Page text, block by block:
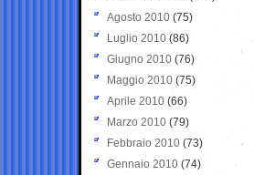
Agosto 2010 (75)
Luglio 2010 (86)
Giugno 2010 (76)
Maggio 2010 (75)
Aprile 2010 (66)
Marzo 2010 (79)
Febbraio 2010 (73)
Gennaio 2010 (74)